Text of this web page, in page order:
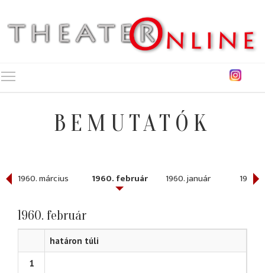
BEMUTATÓK
1960. március 1960. február 1960. január 1959.
1960. február
határon túli
1